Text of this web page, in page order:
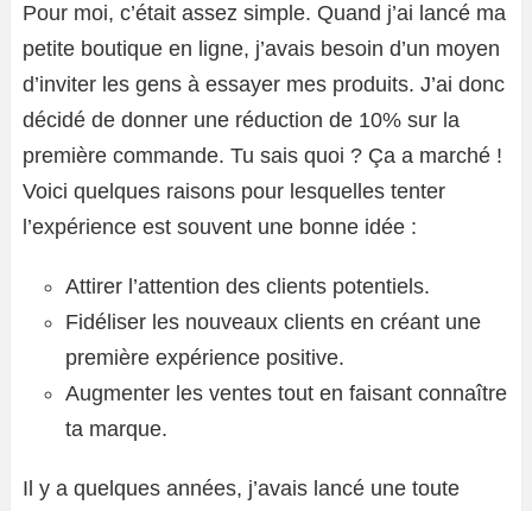
Pour moi, c’était assez simple. Quand j’ai lancé ma
petite boutique en ligne, j’avais besoin d’un moyen
d’inviter les gens à essayer mes produits. J’ai donc
décidé de donner une réduction de 10% sur la
première commande. Tu sais quoi ? Ça a marché !
Voici quelques raisons pour lesquelles tenter
l’expérience est souvent une bonne idée :
Attirer l’attention des clients potentiels.
Fidéliser les nouveaux clients en créant une
première expérience positive.
Augmenter les ventes tout en faisant connaître
ta marque.
Il y a quelques années, j’avais lancé une toute